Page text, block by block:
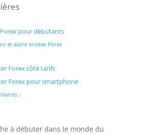
pour débutants
et autre broker Forex
Forex côté tarifs
Forex pour smartphone
:
à débuter dans le monde du